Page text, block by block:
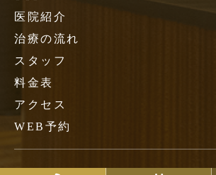
医院紹介
治療の流れ
スタッフ
料金表
アクセス
WEB予約